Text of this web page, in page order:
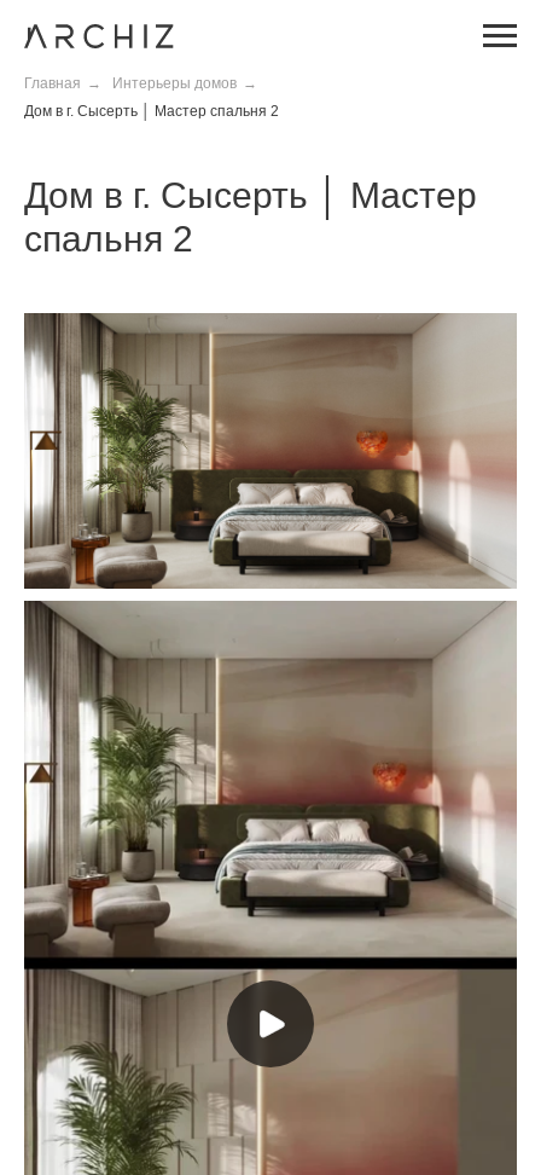
Главная → Интерьеры домов →
Дом в г. Сысерть │ Мастер спальня 2
Дом в г. Сысерть │ Мастер
спальня 2